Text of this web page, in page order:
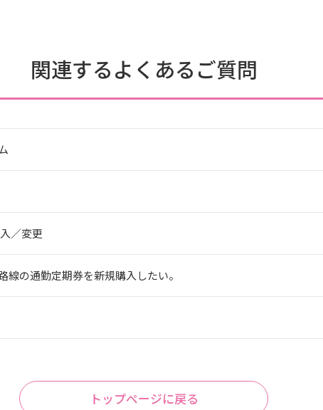
関連するよくあるご質問
／変更
の通勤定期券を新規購入したい。
トップページに戻る